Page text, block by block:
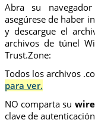
Abra su
asegúrese de haber
y descargue el
archivos de túnel
Trust.Zone:
Todos los archivos
para ver.
NO comparta su
clave de